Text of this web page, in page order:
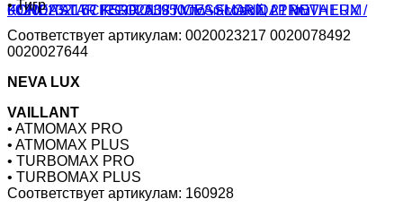
• Тигр
Соответствует артикулам: 0020023217 0020078492
0020027644
NEVA LUX
VAILLANT
• ATMOMAX PRO
• ATMOMAX PLUS
• TURBOMAX PRO
• TURBOMAX PLUS
Соответствует артикулам: 160928